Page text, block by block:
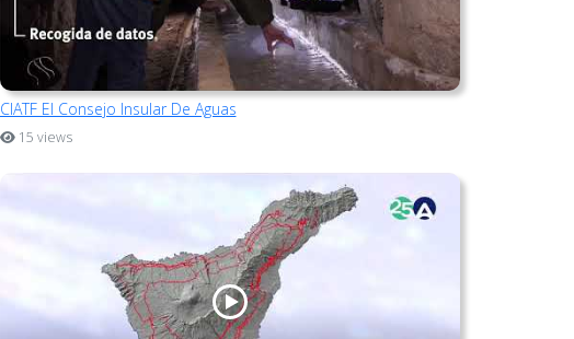
CIATF El Consejo Insular De Aguas
15 views